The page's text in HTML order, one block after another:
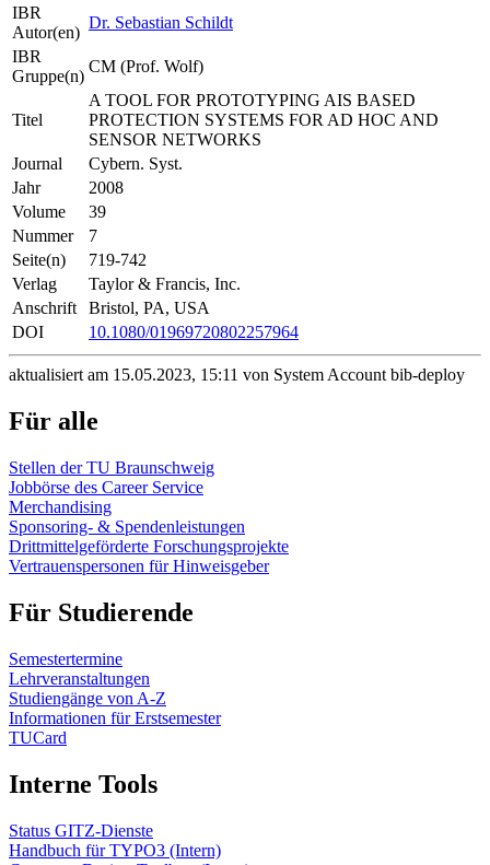
IBR
Autor(en)
Dr. Sebastian Schildt
IBR
Gruppe(n)
CM (Prof. Wolf)
Titel
A TOOL FOR PROTOTYPING AIS BASED
PROTECTION SYSTEMS FOR AD HOC AND
SENSOR NETWORKS
Journal
Cybern. Syst.
Jahr
2008
Volume
39
Nummer
7
Seite(n)
719-742
Verlag
Taylor & Francis, Inc.
Anschrift
Bristol, PA, USA
DOI
10.1080/01969720802257964
aktualisiert am 15.05.2023, 15:11 von System Account bib-deploy
Für alle
Stellen der TU Braunschweig
Jobbörse des Career Service
Merchandising
Sponsoring- & Spendenleistungen
Drittmittelgeförderte Forschungsprojekte
Vertrauenspersonen für Hinweisgeber
Für Studierende
Semestertermine
Lehrveranstaltungen
Studiengänge von A-Z
Informationen für Erstsemester
TUCard
Interne Tools
Status GITZ-Dienste
Handbuch für TYPO3 (Intern)